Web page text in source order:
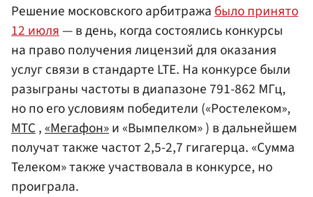
Решение московского арбитража было принято
12 июля— в день, когда состоялись конкурсы
на право получения лицензий для оказания
услуг связи в стандарте LTE. На конкурсе были
разыграны частоты в диапазоне 791-862 МГц,
но по его условиям победители («Ростелеком»,
МТС,«Мегафон»и «Вымпелком» ) в дальнейшем
получат также частот 2,5-2,7 гигагерца. «Сумма
Телеком» также участвовала в конкурсе, но
проиграла.